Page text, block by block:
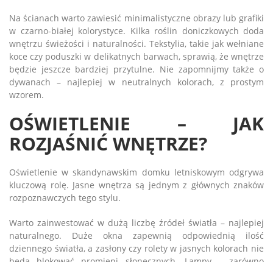
Na ścianach warto zawiesić minimalistyczne obrazy lub grafiki
w czarno-białej kolorystyce. Kilka roślin doniczkowych doda
wnętrzu świeżości i naturalności. Tekstylia, takie jak wełniane
koce czy poduszki w delikatnych barwach, sprawią, że wnętrze
będzie jeszcze bardziej przytulne. Nie zapomnijmy także o
dywanach – najlepiej w neutralnych kolorach, z prostym
wzorem.
OŚWIETLENIE – JAK
ROZJAŚNIĆ WNĘTRZE?
Oświetlenie w skandynawskim domku letniskowym odgrywa
kluczową rolę. Jasne wnętrza są jednym z głównych znaków
rozpoznawczych tego stylu.
Warto zainwestować w dużą liczbę źródeł światła – najlepiej
naturalnego. Duże okna zapewnią odpowiednią ilość
dziennego światła, a zasłony czy rolety w jasnych kolorach nie